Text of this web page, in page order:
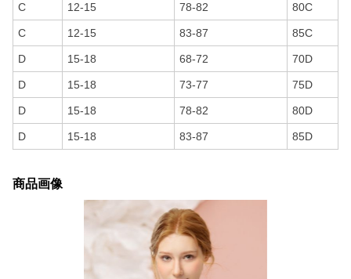
C 12-15 78-82 80C
C 12-15 83-87 85C
D 15-18 68-72 70D
D 15-18 73-77 75D
D 15-18 78-82 80D
D 15-18 83-87 85D
商品画像